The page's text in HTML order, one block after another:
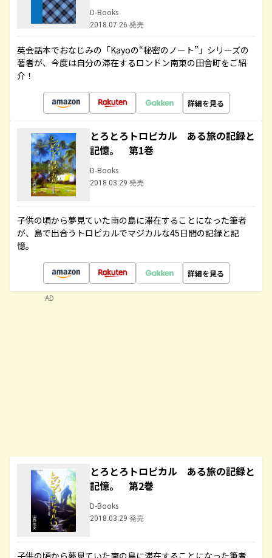
D-Books
2018.07.26 発売
英会話本でおなじみの「Kayoの“秘密のノート”」シリーズの
著者が、今度は自分の滞在するロンドン南東の田舎町をご紹
介！
詳細を見る
とろとろトロピカル ある旅の記録と
記憶。 第1巻
D-Books
2018.03.29 発売
子供の頃から夢見ていた南の島に滞在することになった筆者
が、島で出合うトロピカルでマジカルな45日間の記録と記
憶。
詳細を見る
とろとろトロピカル ある旅の記録と
記憶。 第2巻
D-Books
2018.03.29 発売
子供の頃から夢見ていた南の島に滞在することになった筆者
AD